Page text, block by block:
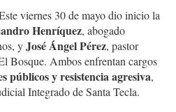
viernes 30 de mayo dio inicio la
Henríquez, abogado
yJosé Ángel Pérez, pastor
Bosque. Ambos enfrentan cargos
públicos y resistencia agresiva,
Integrado de Santa Tecla.